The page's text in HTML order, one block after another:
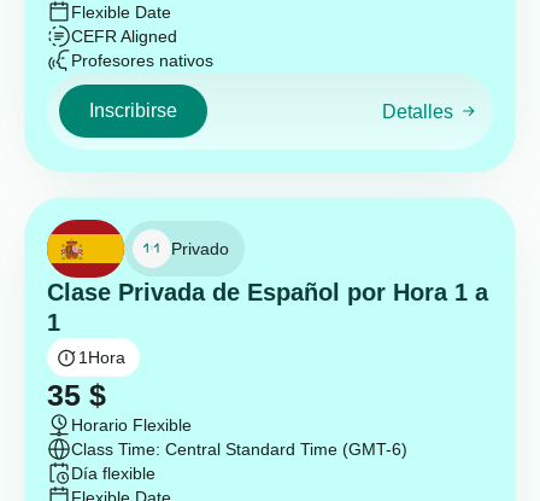
Flexible Date
CEFR Aligned
Profesores nativos
Inscribirse Detalles
Privado
Clase Privada de Español por Hora 1 a
1
1 Hora
35 $
Horario Flexible
Class Time: Central Standard Time (GMT-6)
Día flexible